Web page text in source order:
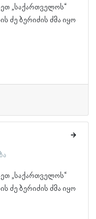
„საქართველოს“
ძე ბერიძის ძმა იყო
„საქართველოს“
ძე ბერიძის ძმა იყო